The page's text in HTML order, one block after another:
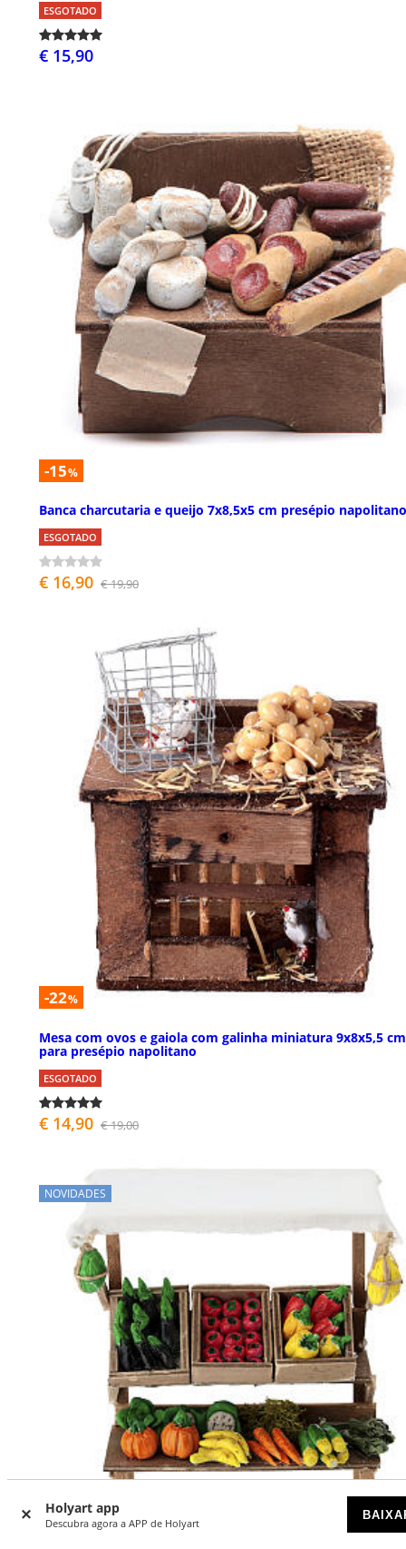
Holyart app
Descubra agora a APP de Holyart
ESGOTADO
€ 15,90
-15%
Banca charcutaria e queijo 7x8,5x5 cm presépio napolitano
ESGOTADO
€ 16,90 € 19,90
-22%
Mesa com ovos e gaiola com galinha miniatura 9x8x5,5 cm
para presépio napolitano
ESGOTADO
€ 14,90 € 19,00
NOVIDADES